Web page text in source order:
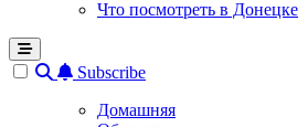
Что посмотреть в Донецке
Subscribe
Домашняя